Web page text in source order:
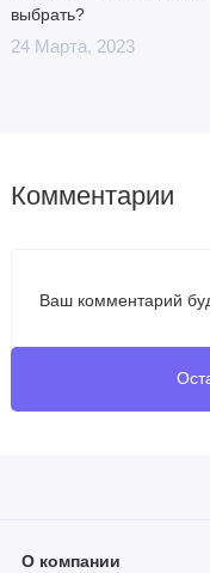
выбрать?
24 Марта, 2023
Комментарии
Ваш комментарий
О компании